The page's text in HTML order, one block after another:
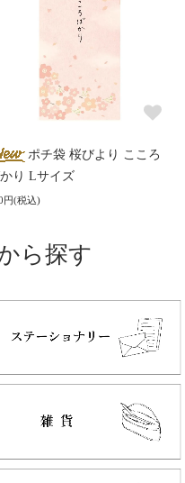
ポチ袋 桜びより こころ
り Lサイズ
円(税込)
ら探す